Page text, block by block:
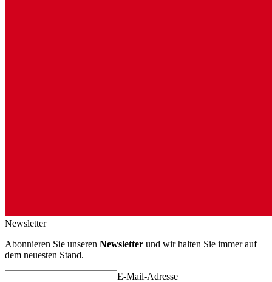
Newsletter
Abonnieren Sie unseren Newsletter und wir halten Sie immer auf
dem neuesten Stand.
E-Mail-Adresse